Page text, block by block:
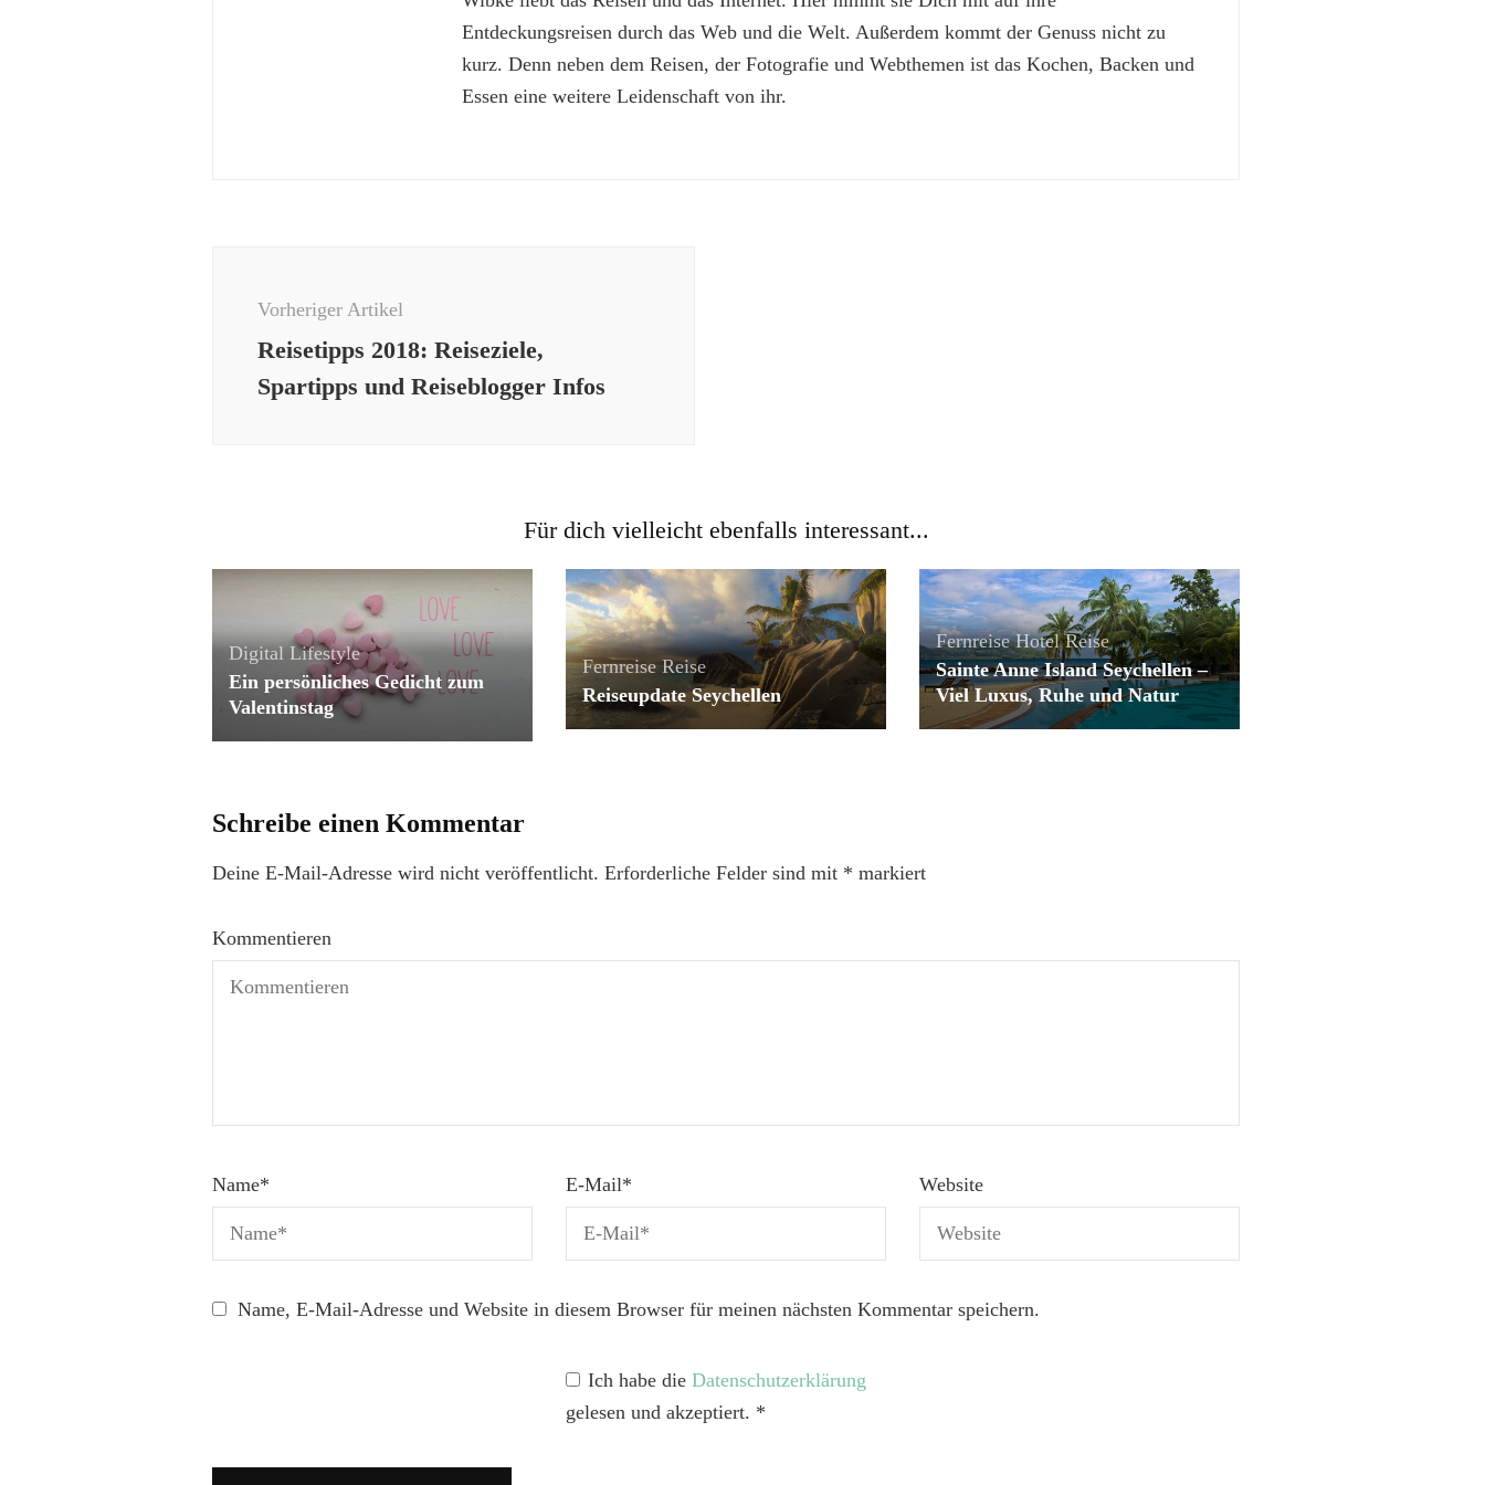
Entdeckungsreisen durch das Web und die Welt. Außerdem kommt der Genuss nicht zu
kurz. Denn neben dem Reisen, der Fotografie und Webthemen ist das Kochen, Backen und
Essen eine weitere Leidenschaft von ihr.
Vorheriger Artikel
Reisetipps 2018: Reiseziele,
Spartipps und Reiseblogger Infos
Für dich vielleicht ebenfalls interessant...
Digital Lifestyle
Ein persönliches Gedicht zum
Valentinstag
Fernreise Reise
Reiseupdate Seychellen
Fernreise Hotel Reise
Sainte Anne Island Seychellen –
Viel Luxus, Ruhe und Natur
Schreibe einen Kommentar
Deine E-Mail-Adresse wird nicht veröffentlicht. Erforderliche Felder sind mit * markiert
Kommentieren
Name* E-Mail* Website
Name, E-Mail-Adresse und Website in diesem Browser für meinen nächsten Kommentar speichern.
Ich habe die Datenschutzerklärung
gelesen und akzeptiert. *